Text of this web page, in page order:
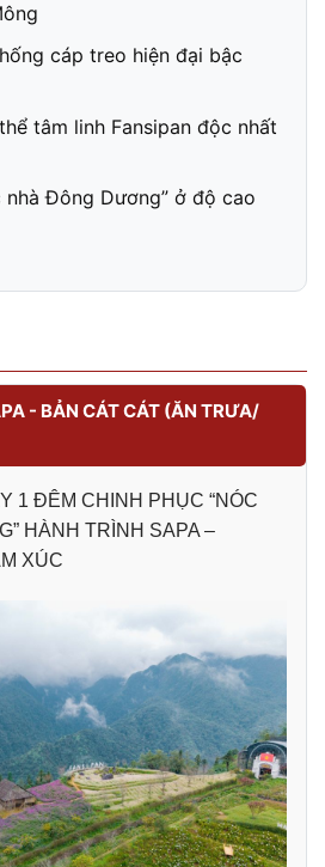
cáp treo hiện đại bậc
tâm linh Fansipan độc nhất
nhà Đông Dương” ở độ cao
- BẢN CÁT CÁT (ĂN TRƯA/
1 ĐÊM CHINH PHỤC “NÓC
HÀNH TRÌNH SAPA –
XÚC